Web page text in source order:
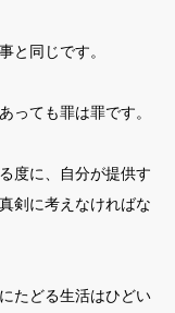
と同じです。
っても罪は罪です。
度に、自分が提供す
剣に考えなければな
たどる生活はひどい